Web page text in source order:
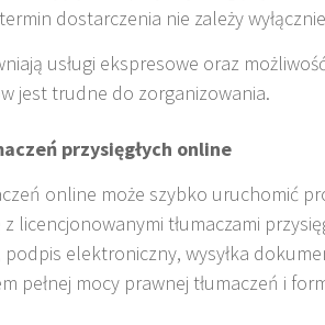
dostarczenia nie zależy
usługi ekspresowe oraz
jest trudne do zorganizowania.
przysięgłych online
online może szybko uruchomić
licencjonowanymi tłumaczami
podpis elektroniczny, wysyłka
pełnej mocy prawnej tłumaczeń i